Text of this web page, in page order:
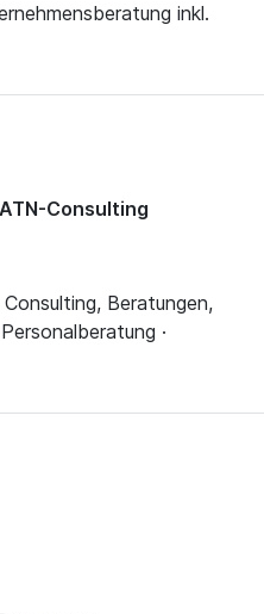
inkl.
Consulting
Beratungen,
·